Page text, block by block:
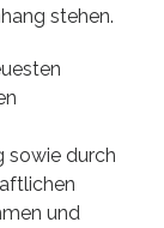
stehen.
sowie durch
und